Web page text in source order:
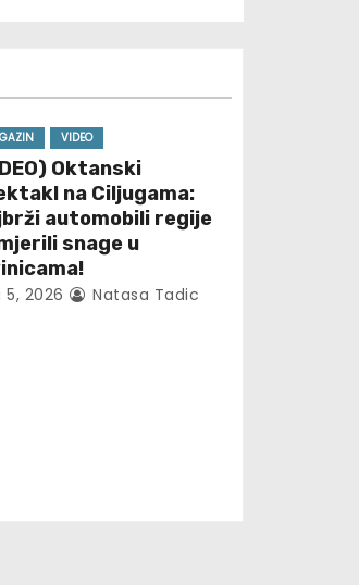
VIDEO
Oktanski
na Ciljugama:
automobili regije
snage u
5, 2026 Natasa Tadic